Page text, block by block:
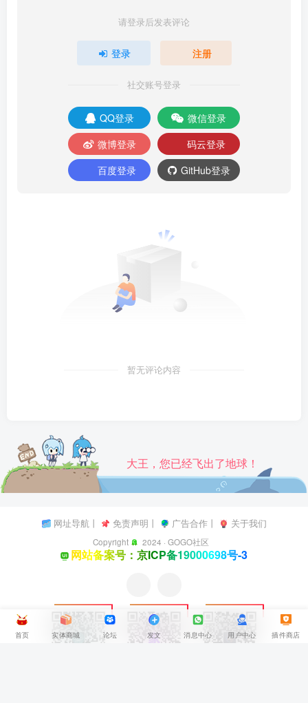
请登录后发表评论
登录 注册
社交账号登录
QQ登录
微信登录
微博登录
码云登录
百度登录
GitHub登录
暂无评论内容
大王，您已经飞出了地球！
网址导航丨 免责声明 丨 广告合作丨 关于我们
Copyright 2024 ·GOGO社区
网站备案号：京ICP备19000698号-3
首页 实体商城 论坛 发文 消息中心 用户中心 插件商店